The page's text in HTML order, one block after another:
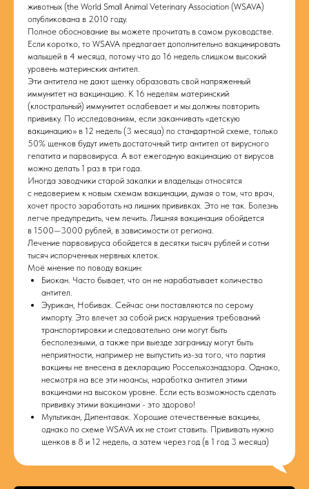
животных (the World Small Animal Veterinary Association (WSAVA)
опубликована в 2010 году.
Полное обоснование вы можете прочитать в самом руководстве.
Если коротко, то WSAVA предлагает дополнительно вакцинировать
малышей в 4 месяца, потому что до 16 недель слишком высокий
уровень материнских антител.
Эти антитела не дают щенку образовать свой напряженный
иммунитет на вакцинацию. К 16 неделям материнский
(клостральный) иммунитет ослабевает и мы должны повторить
прививку. По исследованиям, если заканчивать «детскую
вакцинацию» в 12 недель (3 месяца) по стандартной схеме, только
50% щенков будут иметь достаточный титр антител от вирусного
гепатита и парвовируса. А вот ежегодную вакцинацию от вирусов
можно делать 1 раз в три года.
Иногда заводчики старой закалки и владельцы относятся
с недоверием к новым схемам вакцинации, думая о том, что врач,
хочет просто заработать на лишних прививках. Это не так. Болезнь
легче предупредить, чем лечить. Лишняя вакцинация обойдется
в 1500—3000 рублей, в зависимости от региона.
Лечение парвовируса обойдется в десятки тысяч рублей и сотни
тысяч испорченных нервных клеток.
Моё мнение по поводу вакцин:
Биокан. Часто бывает, что он не нарабатывает количество
антител.
Эурикан, Нобивак. Сейчас они поставляются по серому
импорту. Это влечет за собой риск нарушения требований
транспортировки и следовательно они могут быть
бесполезными, а также при выезде заграницу могут быть
неприятности, например не выпустить из-за того, что партия
вакцины не внесена в декларацию Россельхознадзора. Однако,
несмотря на все эти нюансы, наработка антител этими
вакцинами на высоком уровне. Если есть возможность сделать
прививку этими вакцинами - это здорово!
Мультикан, Дипентавак. Хорошие отечественные вакцины,
однако по схеме WSAVA их не стоит ставить. Прививать нужно
щенков в 8 и 12 недель, а затем через год (в 1 год 3 месяца)